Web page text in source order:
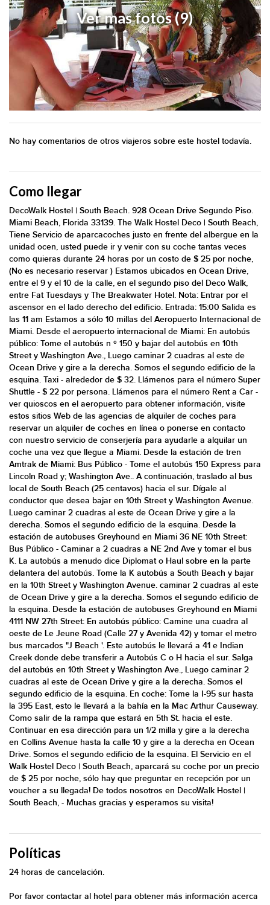
Ver mas fotos (9)
No hay comentarios de otros viajeros sobre este hostel todavía.
Como llegar
DecoWalk Hostel | South Beach. 928 Ocean Drive Segundo Piso.
Miami Beach, Florida 33139. The Walk Hostel Deco | South Beach,
Tiene Servicio de aparcacoches justo en frente del albergue en la
unidad ocen, usted puede ir y venir con su coche tantas veces
como quieras durante 24 horas por un costo de $ 25 por noche,
(No es necesario reservar ) Estamos ubicados en Ocean Drive,
entre el 9 y el 10 de la calle, en el segundo piso del Deco Walk,
entre Fat Tuesdays y The Breakwater Hotel. Nota: Entrar por el
ascensor en el lado derecho del edificio. Entrada: 15:00 Salida es
las 11 am Estamos a sólo 10 millas del Aeropuerto Internacional de
Miami. Desde el aeropuerto internacional de Miami: En autobús
público: Tome el autobús n º 150 y bajar del autobús en 10th
Street y Washington Ave., Luego caminar 2 cuadras al este de
Ocean Drive y gire a la derecha. Somos el segundo edificio de la
esquina. Taxi - alrededor de $ 32. Llámenos para el número Super
Shuttle - $ 22 por persona. Llámenos para el número Rent a Car -
ver quioscos en el aeropuerto para obtener información, visite
estos sitios Web de las agencias de alquiler de coches para
reservar un alquiler de coches en línea o ponerse en contacto
con nuestro servicio de conserjería para ayudarle a alquilar un
coche una vez que llegue a Miami. Desde la estación de tren
Amtrak de Miami: Bus Público - Tome el autobús 150 Express para
Lincoln Road y; Washington Ave.. A continuación, traslado al bus
local de South Beach (25 centavos) hacia el sur. Dígale al
conductor que desea bajar en 10th Street y Washington Avenue.
Luego caminar 2 cuadras al este de Ocean Drive y gire a la
derecha. Somos el segundo edificio de la esquina. Desde la
estación de autobuses Greyhound en Miami 36 NE 10th Street:
Bus Público - Caminar a 2 cuadras a NE 2nd Ave y tomar el bus
K. La autobús a menudo dice Diplomat o Haul sobre en la parte
delantera del autobús. Tome la K autobús a South Beach y bajar
en la 10th Street y Washington Avenue. caminar 2 cuadras al este
de Ocean Drive y gire a la derecha. Somos el segundo edificio de
la esquina. Desde la estación de autobuses Greyhound en Miami
4111 NW 27th Street: En autobús público: Camine una cuadra al
oeste de Le Jeune Road (Calle 27 y Avenida 42) y tomar el metro
bus marcados "J Beach '. Este autobús le llevará a 41 e Indian
Creek donde debe transferir a Autobús C o H hacia el sur. Salga
del autobús en 10th Street y Washington Ave., Luego caminar 2
cuadras al este de Ocean Drive y gire a la derecha. Somos el
segundo edificio de la esquina. En coche: Tome la I-95 sur hasta
la 395 East, esto le llevará a la bahía en la Mac Arthur Causeway.
Como salir de la rampa que estará en 5th St. hacia el este.
Continuar en esa dirección para un 1/2 milla y gire a la derecha
en Collins Avenue hasta la calle 10 y gire a la derecha en Ocean
Drive. Somos el segundo edificio de la esquina. El Servicio en el
Walk Hostel Deco | South Beach, aparcará su coche por un precio
de $ 25 por noche, sólo hay que preguntar en recepción por un
voucher a su llegada! De todos nosotros en DecoWalk Hostel |
South Beach, - Muchas gracias y esperamos su visita!
Políticas
24 horas de cancelación.
Por favor contactar al hotel para obtener más información acerca